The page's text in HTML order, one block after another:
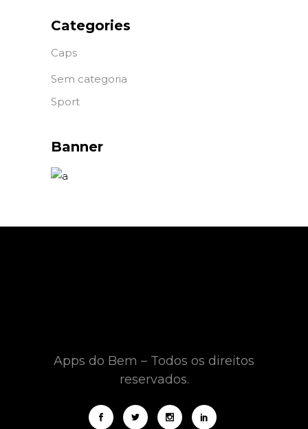
Categories
Caps
Sem categoria
Sport
Banner
Apps do Bem – Todos os direitos
reservados.